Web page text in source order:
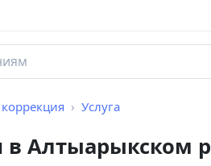
Услуга
в Алтыарыкском